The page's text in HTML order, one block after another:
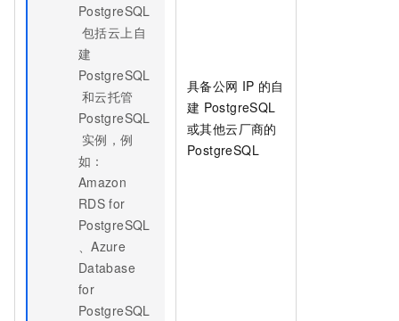
PostgreSQL
包括云上自
建
PostgreSQL
和云托管
PostgreSQL
实例，例
如：
Amazon
RDS for
PostgreSQL
、Azure
Database
for
PostgreSQL
具备公网 IP 的自
建 PostgreSQL
或其他云厂商的
PostgreSQL